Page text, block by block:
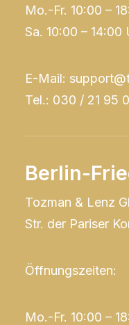
Mo.-Fr. 10:00 –
Sa. 10:00 – 14:00
E-Mail:
Tel.: 030 / 21 95
Berlin-
Tozman & Lenz
Str. der Pariser
Öffnungszeiten:
Mo.-Fr. 10:00 –